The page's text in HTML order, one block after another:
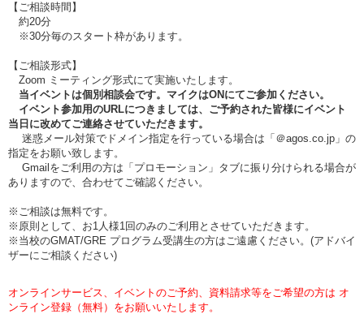
【ご相談時間】
約20分
※30分毎のスタート枠があります。
【ご相談形式】
Zoom ミーティング形式にて実施いたします。
当イベントは個別相談会です。マイクはONにてご参加ください。
イベント参加用のURLにつきましては、ご予約された皆様にイベント
当日に改めてご連絡させていただきます。
迷惑メール対策でドメイン指定を行っている場合は「＠agos.co.jp」の
指定をお願い致します。
Gmailをご利用の方は「プロモーション」タブに振り分けられる場合が
ありますので、合わせてご確認ください。
※ご相談は無料です。
※原則として、お1人様1回のみのご利用とさせていただきます。
※当校のGMAT/GRE プログラム受講生の方はご遠慮ください。(アドバイ
ザーにご相談ください)
オンラインサービス、イベントのご予約、資料請求等をご希望の方は オ
ンライン登録（無料）をお願いいたします。